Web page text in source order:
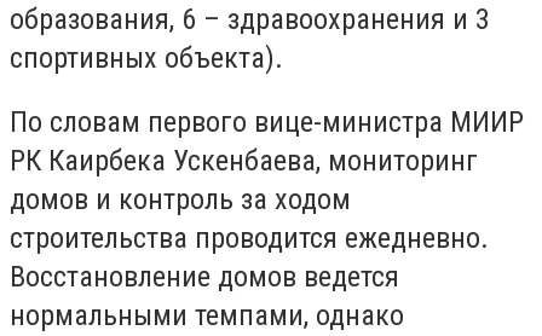
образования, 6 – здравоохранения и 3
спортивных объекта).
По словам первого вице-министра МИИР
РК Каирбека Ускенбаева, мониторинг
домов и контроль за ходом
строительства проводится ежедневно.
Восстановление домов ведется
нормальными темпами, однако